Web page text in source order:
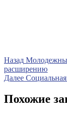
Навигация
по
Назад
запись
расширению
Далее Следующая
Похожие